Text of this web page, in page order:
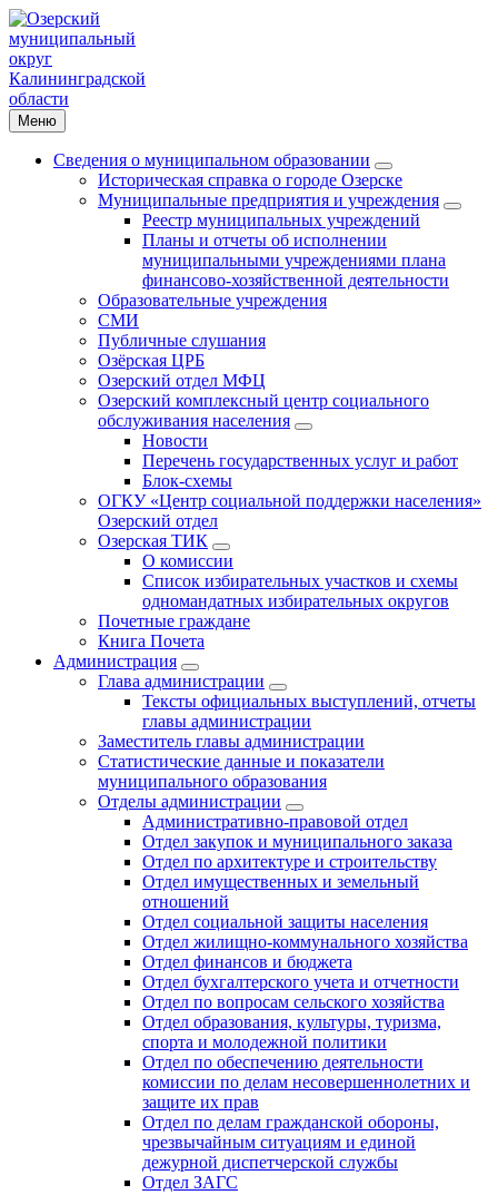
Меню
Сведения о муниципальном образовании
Историческая справка о городе Озерске
Муниципальные предприятия и учреждения
Реестр муниципальных учреждений
Планы и отчеты об исполнении
муниципальными учреждениями плана
финансово-хозяйственной деятельности
Образовательные учреждения
СМИ
Публичные слушания
Озёрская ЦРБ
Озерский отдел МФЦ
Озерский комплексный центр социального
обслуживания населения
Новости
Перечень государственных услуг и работ
Блок-схемы
ОГКУ «Центр социальной поддержки населения»
Озерский отдел
Озерская ТИК
О комиссии
Список избирательных участков и схемы
одномандатных избирательных округов
Почетные граждане
Книга Почета
Администрация
Глава администрации
Тексты официальных выступлений, отчеты
главы администрации
Заместитель главы администрации
Статистические данные и показатели
муниципального образования
Отделы администрации
Административно-правовой отдел
Отдел закупок и муниципального заказа
Отдел по архитектуре и строительству
Отдел имущественных и земельный
отношений
Отдел социальной защиты населения
Отдел жилищно-коммунального хозяйства
Отдел финансов и бюджета
Отдел бухгалтерского учета и отчетности
Отдел по вопросам сельского хозяйства
Отдел образования, культуры, туризма,
спорта и молодежной политики
Отдел по обеспечению деятельности
комиссии по делам несовершеннолетних и
защите их прав
Отдел по делам гражданской обороны,
чрезвычайным ситуациям и единой
дежурной диспетчерской службы
Отдел ЗАГС